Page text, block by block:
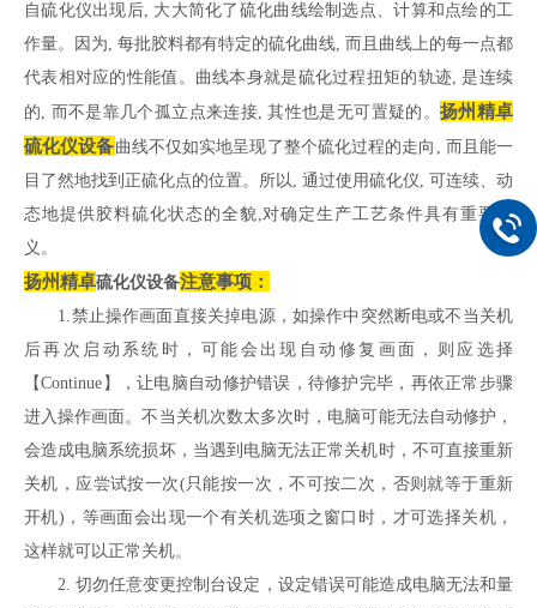
自硫化仪出现后, 大大简化了硫化曲线绘制选点、计算和点绘的工
作量。因为, 每批胶料都有特定的硫化曲线, 而且曲线上的每一点都
代表相对应的性能值。曲线本身就是硫化过程扭矩的轨迹, 是连续
的, 而不是靠几个孤立点来连接, 其性也是无可置疑的。 扬州精卓
硫化仪设备曲线不仅如实地呈现了整个硫化过程的走向, 而且能一
目了然地找到正硫化点的位置。所以, 通过使用硫化仪, 可连续、动
态地提供胶料硫化状态的全貌,对确定生产工艺条件具有重要意
义。
扬州精卓硫化仪设备注意事项：
1.禁止操作画面直接关掉电源，如操作中突然断电或不当关机
后再次启动系统时，可能会出现自动修复画面，则应选择
【Continue】，让电脑自动修护错误，待修护完毕，再依正常步骤
进入操作画面。不当关机次数太多次时，电脑可能无法自动修护，
会造成电脑系统损坏，当遇到电脑无法正常关机时，不可直接重新
关机，应尝试按一次(只能按一次，不可按二次，否则就等于重新
开机)，等画面会出现一个有关机选项之窗口时，才可选择关机，
这样就可以正常关机。
2. 切勿任意变更控制台设定，设定错误可能造成电脑无法和量